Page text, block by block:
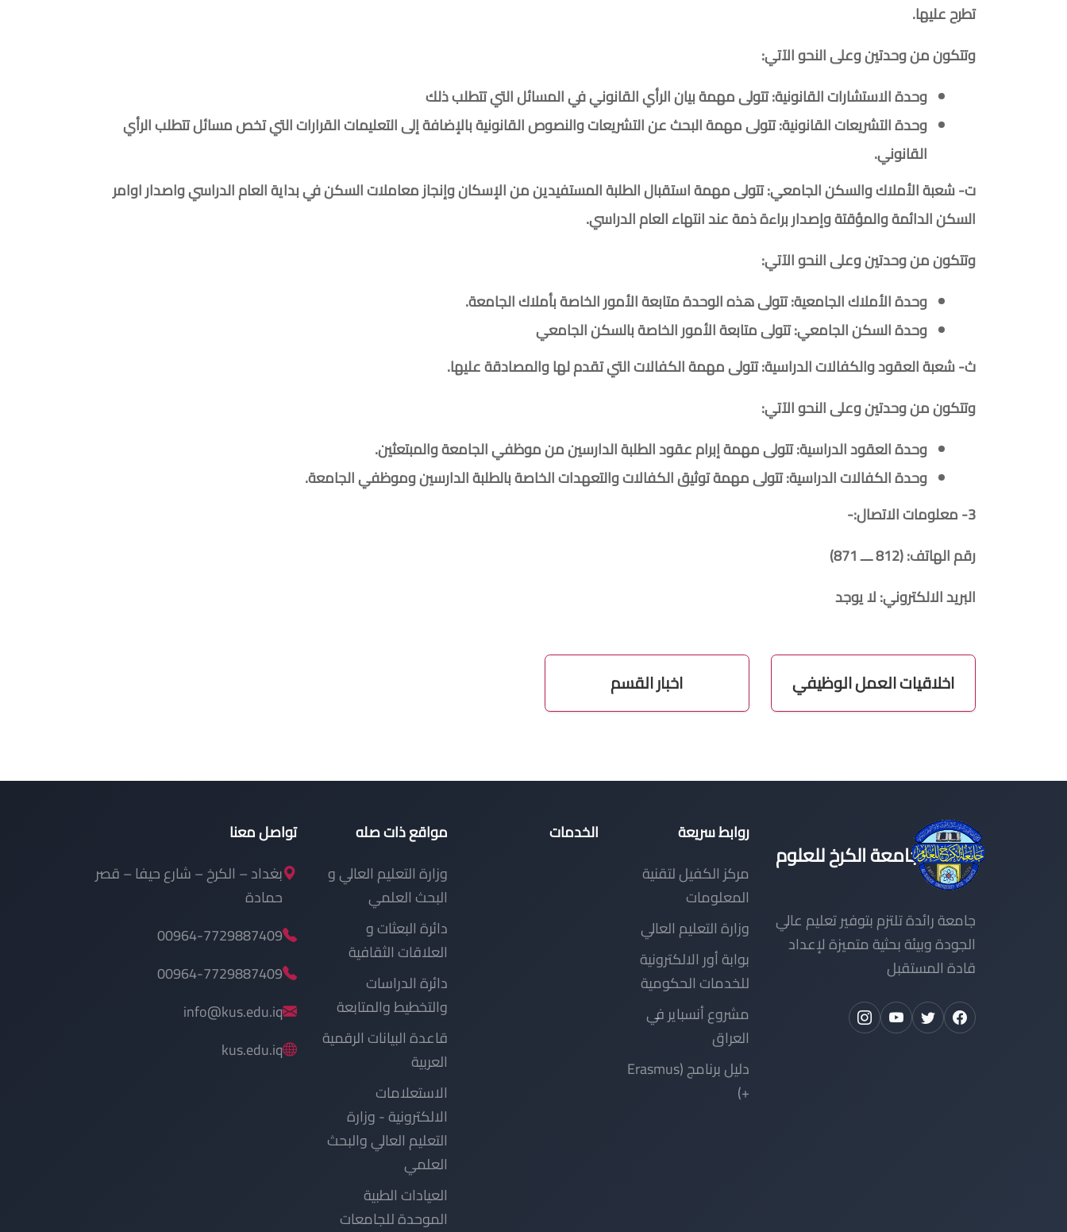
تطرح عليها.
وتتكون من وحدتين وعلى النحو الآتي:
وحدة الاستشارات القانونية: تتولى مهمة بيان الرأي القانوني في المسائل التي تتطلب ذلك
وحدة التشريعات القانونية: تتولى مهمة البحث عن التشريعات والنصوص القانونية بالإضافة إلى التعليمات القرارات التي تخص مسائل تتطلب الرأي
القانوني.
ت- شعبة الأملاك والسكن الجامعي: تتولى مهمة استقبال الطلبة المستفيدين من الإسكان وإنجاز معاملات السكن في بداية العام الدراسي واصدار اوامر
السكن الدائمة والمؤقتة وإصدار براءة ذمة عند انتهاء العام الدراسي.
وتتكون من وحدتين وعلى النحو الآتي:
وحدة الأملاك الجامعية: تتولى هذه الوحدة متابعة الأمور الخاصة بأملاك الجامعة.
وحدة السكن الجامعي: تتولى متابعة الأمور الخاصة بالسكن الجامعي
ث- شعبة العقود والكفالات الدراسية: تتولى مهمة الكفالات التي تقدم لها والمصادقة عليها.
وتتكون من وحدتين وعلى النحو الآتي:
وحدة العقود الدراسية: تتولى مهمة إبرام عقود الطلبة الدارسين من موظفي الجامعة والمبتعثين.
وحدة الكفالات الدراسية: تتولى مهمة توثيق الكفالات والتعهدات الخاصة بالطلبة الدارسين وموظفي الجامعة.
3- معلومات الاتصال:-
رقم الهاتف: (812 ـــ 871)
البريد الالكتروني: لا يوجد
اخلاقيات العمل الوظيفي اخبار القسم
جامعة الكرخ للعلوم
جامعة رائدة تلتزم بتوفير تعليم عالي
الجودة وبيئة بحثية متميزة لإعداد
قادة المستقبل
روابط سريعة
مركز الكفيل لتقنية
المعلومات
وزارة التعليم العالي
بوابة أور الالكترونية
للخدمات الحكومية
مشروع أنسباير في
العراق
دليل برنامج (Erasmus
+)
الخدمات
مواقع ذات صله
وزارة التعليم العالي و
البحث العلمي
دائرة البعثات و
العلاقات الثقافية
دائرة الدراسات
والتخطيط والمتابعة
قاعدة البيانات الرقمية
العربية
الاستعلامات
الالكترونية - وزارة
التعليم العالي والبحث
العلمي
العيادات الطبية
الموحدة للجامعات
تواصل معنا
بغداد – الكرخ – شارع حيفا – قصر
حمادة
00964-7729887409
00964-7729887409
info@kus.edu.iq
kus.edu.iq